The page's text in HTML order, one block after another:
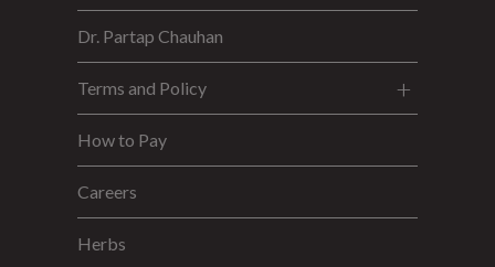
Dr. Partap Chauhan
Terms and Policy
How to Pay
Careers
Herbs